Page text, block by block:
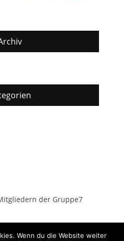
der Gruppe7
Wenn du die Website weiter